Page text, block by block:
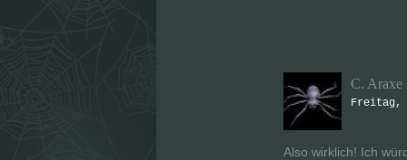
C. Araxe
Freitag,
Also wirklich! Ich